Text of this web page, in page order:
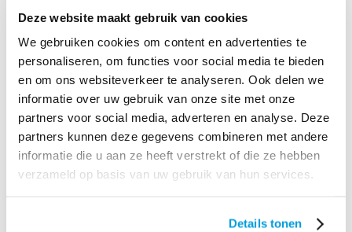
Deze website maakt gebruik van cookies
We gebruiken cookies om content en advertenties te
personaliseren, om functies voor social media te bieden
en om ons websiteverkeer te analyseren. Ook delen we
informatie over uw gebruik van onze site met onze
partners voor social media, adverteren en analyse. Deze
partners kunnen deze gegevens combineren met andere
informatie die u aan ze heeft verstrekt of die ze hebben
verzameld op basis van uw gebruik van hun services.
Details tonen